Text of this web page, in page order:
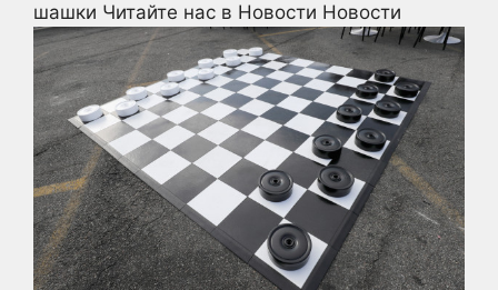
шашки Читайте нас в Новости Новости